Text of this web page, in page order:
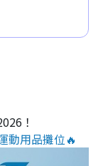
！
動用品攤位🔥